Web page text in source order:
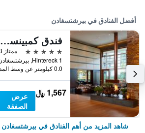
أفضل الفنادق في بيرشتسغادن
فندق كمبينسكي بركتشغادن
5 نجوم
ممتاز 9.3
0.0 كيلومتر عن وسط المدينة
1,567 ﷼
عرض
الصفقة
شاهد المزيد من أهم الفنادق في بيرشتسغادن